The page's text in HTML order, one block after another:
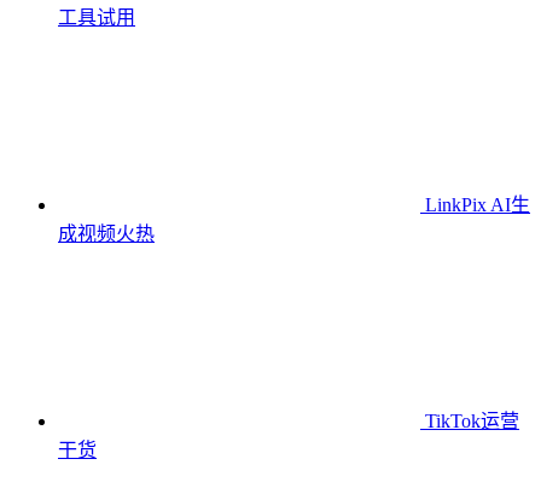
工具试用
LinkPix AI生
成视频火热
TikTok运营
干货